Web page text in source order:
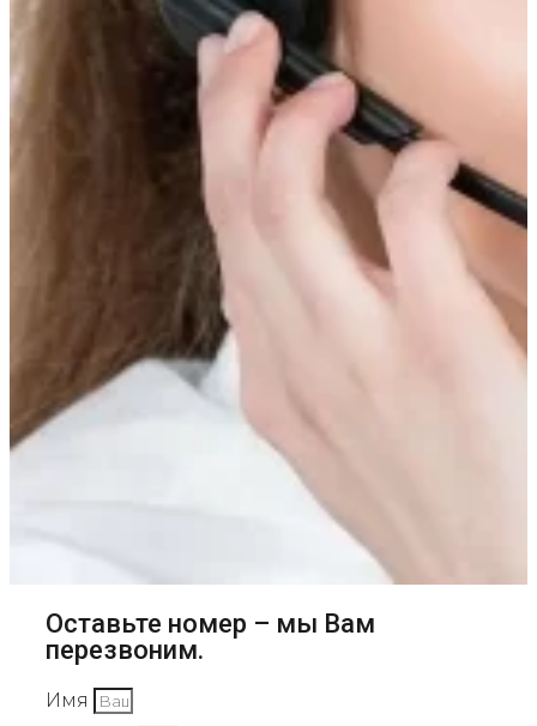
Оставьте номер – мы Вам
перезвоним.
Имя